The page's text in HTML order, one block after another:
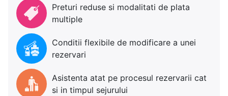
Preturi reduse si modalitati de plata
multiple
Conditii flexibile de modificare a unei
rezervari
Asistenta atat pe procesul rezervarii cat
si in timpul sejurului